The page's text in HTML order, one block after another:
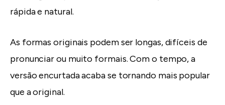
rápida e natural.
As formas originais podem ser longas, difíceis de
pronunciar ou muito formais. Com o tempo, a
versão encurtada acaba se tornando mais popular
que a original.